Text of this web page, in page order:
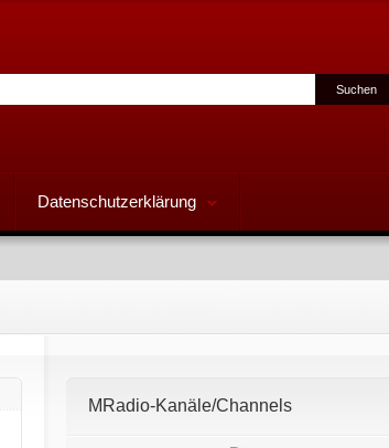
Datenschutzerklärung
MRadio-Kanäle/Channels